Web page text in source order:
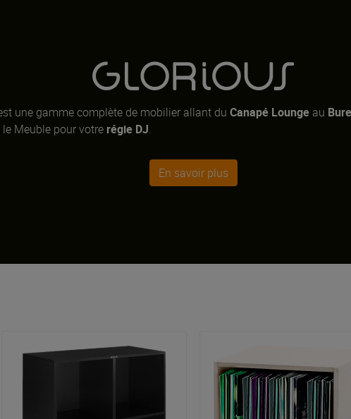
une gamme complète de mobilier allant du Canapé Loungeau
Meuble pour votre régie DJ.
En savoir plus